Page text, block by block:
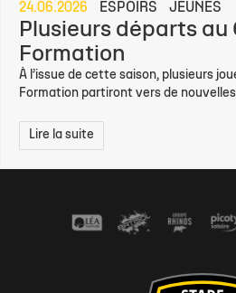
24.06.2026 ESPOIRS JEUNES
Plusieurs départs au
Formation
À l’issue de cette saison, plusieurs
Formation partiront vers de
Lire la suite